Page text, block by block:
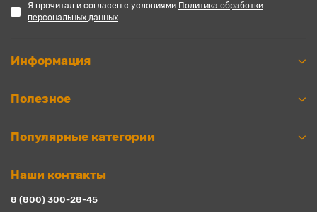
Я прочитал и согласен с условиями Политика обработки
персональных данных
Информация
Полезное
Популярные категории
Наши контакты
8 (800) 300-28-45